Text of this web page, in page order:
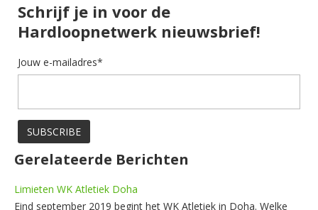
Schrijf je in voor de
Hardloopnetwerk nieuwsbrief!
Jouw e-mailadres*
Gerelateerde Berichten
Limieten WK Atletiek Doha
Eind september 2019 begint het WK Atletiek in Doha. Welke